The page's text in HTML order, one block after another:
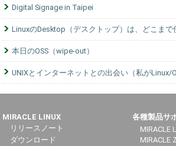
Digital Signage in Taipei
LinuxのDesktop（デスクトップ）は、どこまで
本日のOSS（wipe-out）
UNIXとインターネットとの出会い（私がLinux/
MIRACLE LINUX
リリースノート
ダウンロード
各種製品サ
MIRACLE
MIRACLE